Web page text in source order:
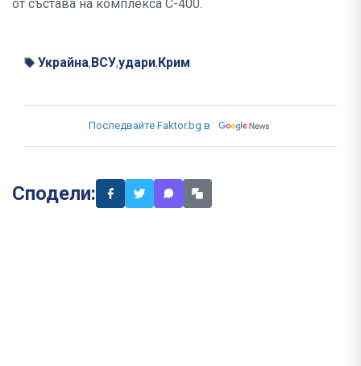
от състава на комплекса С-400.
Украйна, ВСУ,удари, Крим
Последвайте Faktor.bg в
Сподели: